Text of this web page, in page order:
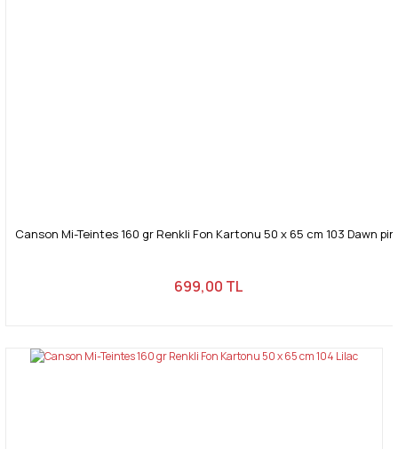
Canson Mi-Teintes 160 gr Renkli Fon Kartonu 50 x 65 cm 103 Dawn
699,00 TL